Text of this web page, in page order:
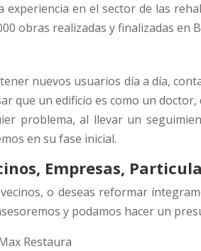
experiencia en el sector de las
obras realizadas y finalizadas en
nuevos usuarios día a día,
que un edificio es como un
problema, al llevar un
en su fase inicial.
Empresas,
o deseas reformar
y podamos hacer un
Restaura